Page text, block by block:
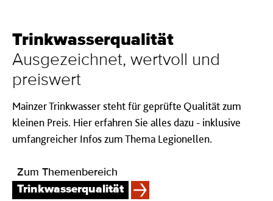
Trink­was­ser­qua­li­tät
Aus­ge­zeich­net, wert­voll und
preis­wert
Mainzer Trinkwasser steht für geprüfte Qualität zum
kleinen Preis. Hier erfahren Sie alles dazu - inklusive
umfangreicher Infos zum Thema Legionellen.
Zum Themenbereich
Trinkwasserqualität